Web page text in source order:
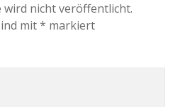
wird nicht veröffentlicht.
mit* markiert